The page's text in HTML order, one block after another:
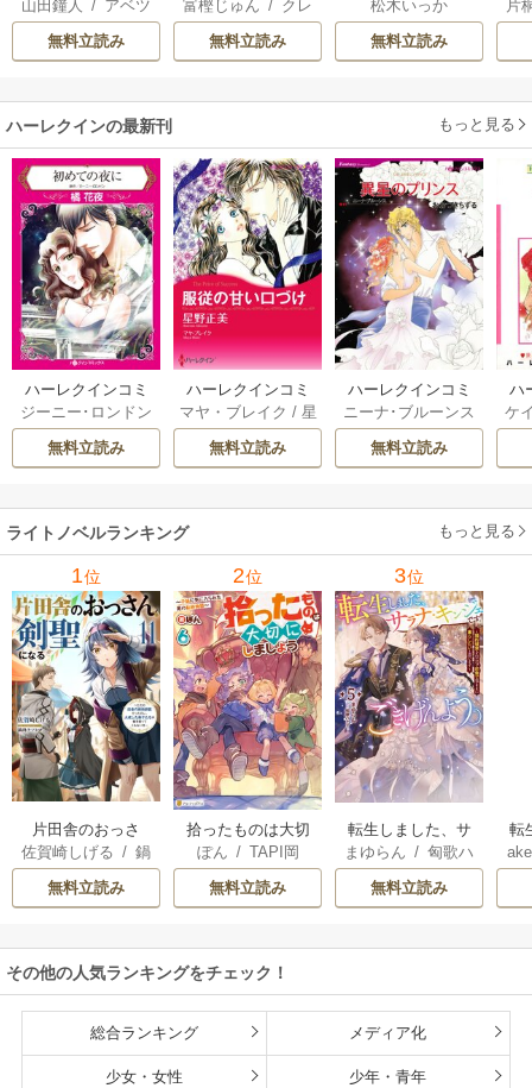
山田鐘人 / アベツ
カサ
無料立読み
富樫じゅん / クレ
ハ
無料立読み
松木いっか
無料立読み
冷
片
ハーレクインの最新刊 もっと見る
ハーレクインコミ
ックス セット 202
6年 vol.1064 1巻
ジーニー･ロンドン
橘花夜 / メアリ
ー･ライアンズ
ーガン/星合操/ア
ン･ウィール/ 津寺
里可子
無料立読み
ハーレクインコミ
ックス セット 202
6年 vol.1002 1巻
マヤ・ブレイク / 星
野正美/
ヘレン･ブ
ルックス/のわきね
ウェイ/一重夕子
無料立読み
ハーレクインコミ
ックス セット 202
6年 vol.1063 1巻
ニーナ･ブルーンス
おおつきちずる
レベッカ･ヨーク
ーディ/海野みつる
サラ･ウッド/流
水凛子
無料立読み
ハ
ッ
ケ
ザ
ライトノベルランキング もっと見る
1位
片田舎のおっさ
ん、剣聖になる
～ただの田舎の剣
術師範だったの
たちが俺を放って
くれない件～
佐賀崎しげる /鍋
島テツヒロ
無料立読み
2位
拾ったものは大切
にしましょう ～子
狼に気に入られた
男の転移物語～
ぽん / TAPI岡
無料立読み
3位
転生しました、サ
ラナ・キンジェで
す。ごきげんよ
う。
まゆらん /匈歌ハ
トリ
無料立読み
転
帝
その他の人気ランキングをチェック！
総合ランキング メディア化
少女・女性 少年・青年